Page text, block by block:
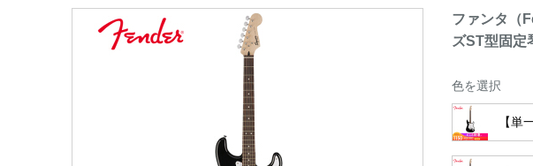
ク
ファンタ（
ズST型固定
色を選択
【単